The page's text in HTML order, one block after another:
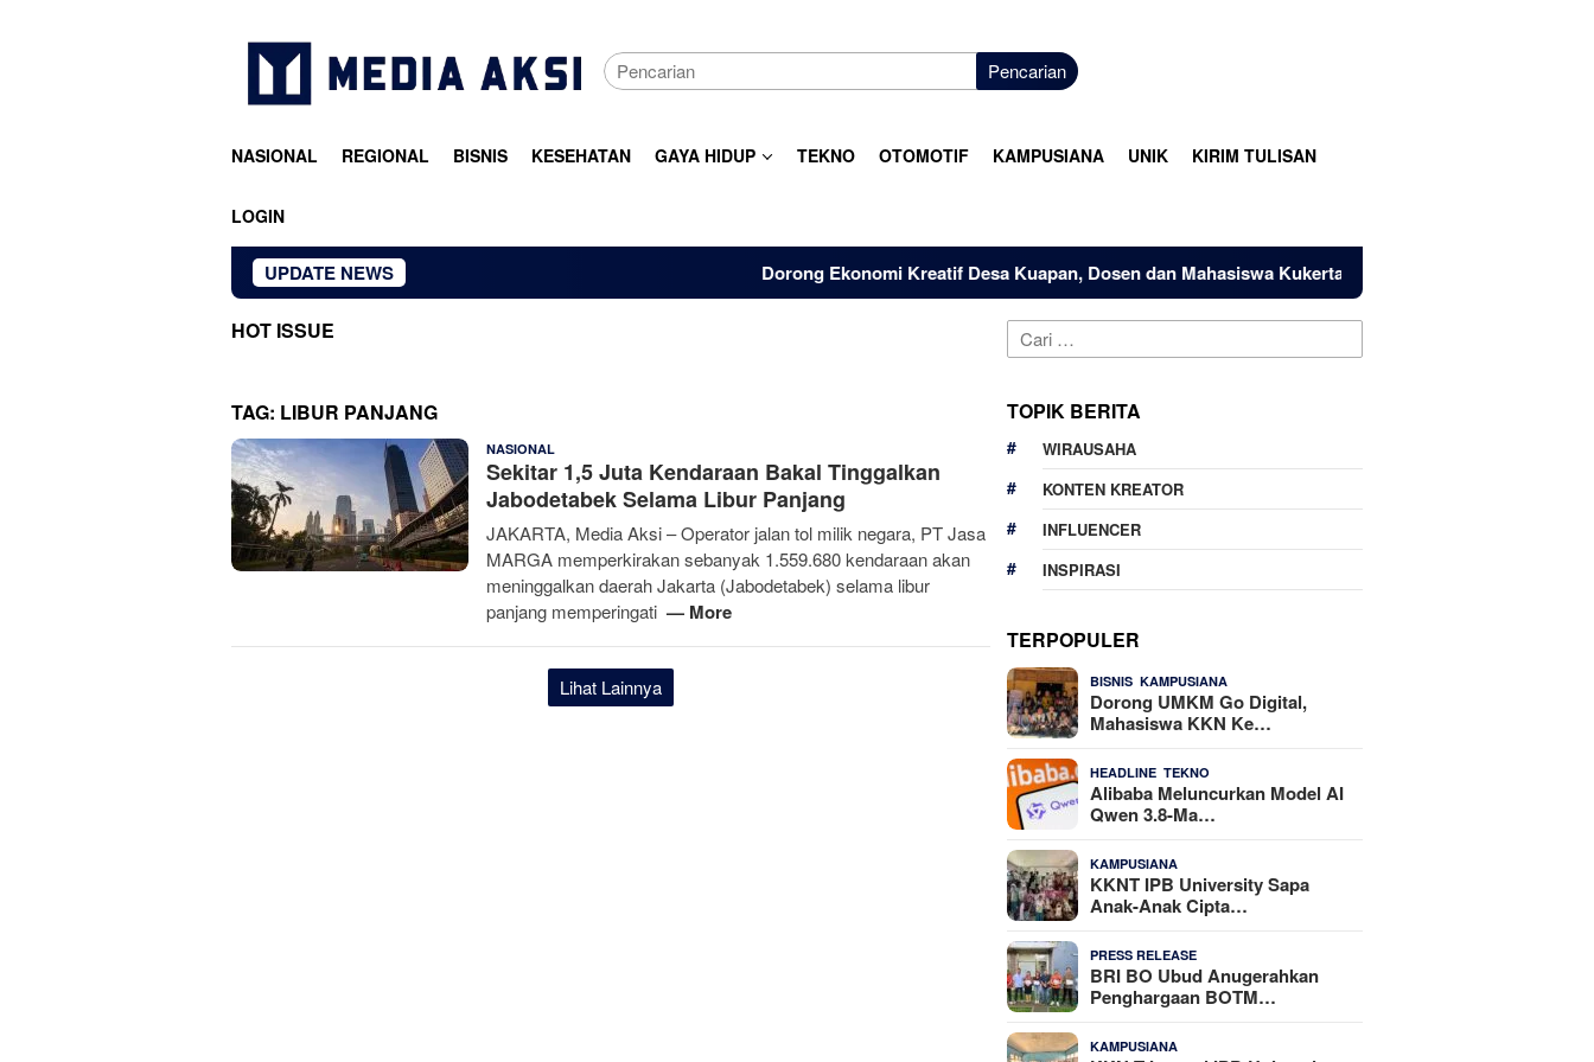
Pencarian
NASIONAL REGIONAL BISNIS KESEHATAN GAYA HIDUP TEKNO OTOMOTIF KAMPUSIANA UNIK KIRIM TULISAN
LOGIN
UPDATE NEWS Dorong Ekonomi Kreatif Desa Kuapan, Dosen dan Mahasiswa Kukerta Universitas Riau Serahkan Bantuan
HOT ISSUE
TAG: LIBUR PANJANG
NASIONAL
Kurnia
Sekitar 1,5 Juta Kendaraan Bakal Tinggalkan
Jabodetabek Selama Libur Panjang
JAKARTA, Media Aksi – Operator jalan tol milik negara, PT Jasa
MARGA memperkirakan sebanyak 1.559.680 kendaraan akan
meninggalkan daerah Jakarta (Jabodetabek) selama libur
panjang memperingati — More
Lihat Lainnya
Cari
untuk:
TOPIK BERITA
WIRAUSAHA
KONTEN KREATOR
INFLUENCER
INSPIRASI
TERPOPULER
BISNIS ,KAMPUSIANA
Dorong UMKM Go Digital,
Mahasiswa KKN Ke…
HEADLINE ,TEKNO
Alibaba Meluncurkan Model AI
Qwen 3.8-Ma…
KAMPUSIANA
KKNT IPB University Sapa
Anak-Anak Cipta…
PRESS RELEASE
BRI BO Ubud Anugerahkan
Penghargaan BOTM…
KAMPUSIANA